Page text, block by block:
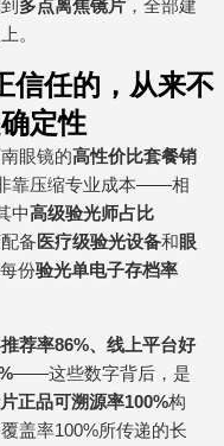
多点离焦镜片 ，全部建
。
信任的，从来不
定性
眼镜的高性价比套餐销
非靠压缩专业成本——相
中高级验光师占比
备医疗级验光设备和眼
份验光单电子存档率
荐率86%、线上平台好
——这些数字背后，是
正品可溯源率100%构
盖率100%所传递的长